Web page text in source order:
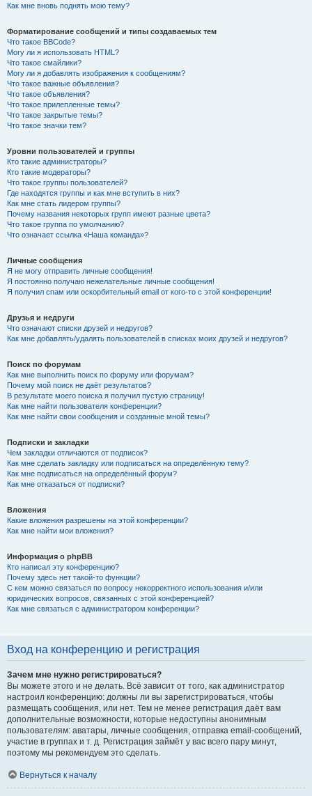
Как мне вновь поднять мою тему?
Форматирование сообщений и типы создаваемых тем
Что такое BBCode?
Могу ли я использовать HTML?
Что такое смайлики?
Могу ли я добавлять изображения к сообщениям?
Что такое важные объявления?
Что такое объявления?
Что такое прилепленные темы?
Что такое закрытые темы?
Что такое значки тем?
Уровни пользователей и группы
Кто такие администраторы?
Кто такие модераторы?
Что такое группы пользователей?
Где находятся группы и как мне вступить в них?
Как мне стать лидером группы?
Почему названия некоторых групп имеют разные цвета?
Что такое группа по умолчанию?
Что означает ссылка «Наша команда»?
Личные сообщения
Я не могу отправить личные сообщения!
Я постоянно получаю нежелательные личные сообщения!
Я получил спам или оскорбительный email от кого-то с этой конференции!
Друзья и недруги
Что означают списки друзей и недругов?
Как мне добавлять/удалять пользователей в списках моих друзей и недругов?
Поиск по форумам
Как мне выполнить поиск по форуму или форумам?
Почему мой поиск не даёт результатов?
В результате моего поиска я получил пустую страницу!
Как мне найти пользователя конференции?
Как мне найти свои сообщения и созданные мной темы?
Подписки и закладки
Чем закладки отличаются от подписок?
Как мне сделать закладку или подписаться на определённую тему?
Как мне подписаться на определённый форум?
Как мне отказаться от подписки?
Вложения
Какие вложения разрешены на этой конференции?
Как мне найти мои вложения?
Информация о phpBB
Кто написал эту конференцию?
Почему здесь нет такой-то функции?
С кем можно связаться по вопросу некорректного использования и/или
юридических вопросов, связанных с этой конференцией?
Как мне связаться с администратором конференции?
Вход на конференцию и регистрация
Зачем мне нужно регистрироваться?
Вы можете этого и не делать. Всё зависит от того, как администратор
настроил конференцию: должны ли вы зарегистрироваться, чтобы
размещать сообщения, или нет. Тем не менее регистрация даёт вам
дополнительные возможности, которые недоступны анонимным
пользователям: аватары, личные сообщения, отправка email-сообщений,
участие в группах и т. д. Регистрация займёт у вас всего пару минут,
поэтому мы рекомендуем это сделать.
Вернуться к началу